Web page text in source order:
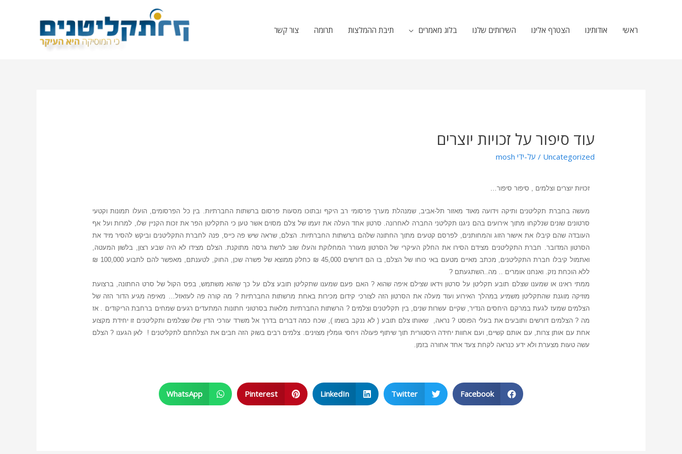
ראשי אודותינו הצטרף אלינו השירותים שלנו בלוג מאמרים תיבת ההמלצות תרומה צור קשר
עוד סיפור על זכויות יוצרים
Uncategorized / על-ידי mosh
זכויות יוצרים וצלמים , סיפור סיפור…
מעשה בחברת תקליטנים ותיקה וידועה מאוד מאזור תל-אביב, שמנהלת מערך פרסומי רב היקף ובתוכו מסעות פרסום ברשתות החברתיות. בין כל הפרסומים, הועלו תמונות וקטעי
סרטונים שונים שנלקחו מתוך אירועים בהם ניגנו תקליטני החברה לאחרונה. סרטון אחד העלה את זעמו של צלם מסוים אשר טען כי התקליטן הפר את זכות הקניין שלו, למרות ועל אף
העובדה שהם קיבלו את אישור הזוג והמחותנים, לפרסם קטעים מתוך החתונה שלהם ברשתות החברתיות. הצלם, שראה שיש פה כייס, פנה לחברת התקליטנים וביקש להסיר מיד את
הסרטון המדובר. חברת התקליטנים מצידם הסירו את החלק העיקרי של הסרטון מעורר המחלוקת והעלו שוב לרשת גרסה מתוקנת. הצלם מצידו לא היה שבע רצון, בלשון המעטה,
ואתמול קיבלו חברת התקליטנים, מכתב מאיים מטעם באי כוחו של הצלם, בו הם דורשים 45,000 ₪ כחלק ממוצא של פשרה שכן, החוק, לטענתם, מאפשר להם לתבוע 100,000 ₪
ללא הוכחת נזק. ואנחנו אומרים .. מה..השתגעתם ?
ממתי ראינו או שמענו שצלם תובע תקליטן על סרטון וידאו שצילם איפה שהוא ? האם פעם שמענו שתקליטן תובע צלם על כך שהוא משתמש, בפס הקול של סרט החתונה, ברצועת
מוזיקה מוגנת שהתקליטן משמיע במהלך האירוע ועוד מעלה את הסרטון הזה לצורכי קידום מכירות באחת מרשתות החברתיות ? מה קורה פה לעזאזל… מאיפה מגיע הדור הזה של
הצלמים שמעז לגעת במרקם היחסים הנדיר, שקיים עשרות שנים, בין תקליטנים וצלמים ? הרשתות החברתיות מלאות בסרטוני חתונות המתעדים רגעים שמחים ברחבת הריקודים . אז
מה ? הצלמים דורשים ותובעים את בעלי הפוסט ? נראה, שאותו צלם תובע ( לא ננקב בשמו ), שכח כמה דברים בדרך אל משרד עורכי הדין שלו שצלמים ותקליטנים זו יחידת מקצוע
אחת עם אותן צרות, עם אותם קשיים, ועם אחוות יחידה היסטורית תוך שיתוף פעולה ויחסי גומלין מצוינים. צלמים רבים בשוק הזה חבים את הצלחתם לתקליטנים ! לאן הגענו ? הצלם
עשה טעות מצערת ולא ידע כנראה לקחת צעד אחד אחורה בזמן.
Facebook
Twitter
LinkedIn
Pinterest
WhatsApp